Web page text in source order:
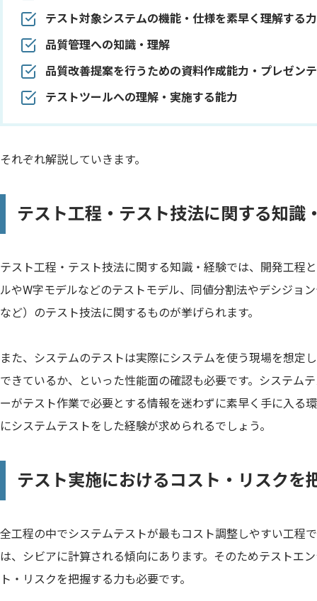
テスト対象システムの機能・仕様を素早く理解する力
品質管理への知識・理解
品質改善提案を行うための資料作成能力・プレゼン
テストツールへの理解・実施する能力
それぞれ解説していきます。
テスト工程・テスト技法に関する知識
テスト工程・テスト技法に関する知識・経験では、開発工程
ルやW字モデルなどのテストモデル、同値分割法やデシジョ
など）のテスト技法に関するものが挙げられます。
また、システムのテストは実際にシステムを使う現場を想定
できているか、といった性能面の確認も必要です。システム
ーがテスト作業で必要とする情報を迷わずに素早く手に入る
にシステムテストをした経験が求められるでしょう。
テスト実施におけるコスト・リスクを
全工程の中でシステムテストが最もコスト調整しやすい工程
は、シビアに計算される傾向にあります。そのためテストエ
ト・リスクを把握する力も必要です。